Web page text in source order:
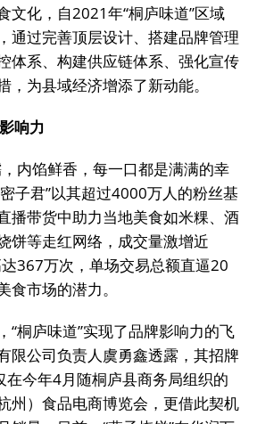
文化，自2021年“桐庐味道”区域
通过完善顶层设计、搭建品牌管理
体系、构建供应链体系、强化宣传
，为县域经济增添了新动能。
响力
内馅鲜香，每一口都是满满的幸
子君”以其超过4000万人的粉丝基
播带货中助力当地美食如米粿、酒
饼等走红网络，成交量激增近
367万次，单场交易总额直逼20
食市场的潜力。
“桐庐味道”实现了品牌影响力的飞
限公司负责人虞勇鑫透露，其招牌
在今年4月随桐庐县商务局组织的
州）食品电商博览会，更借此契机